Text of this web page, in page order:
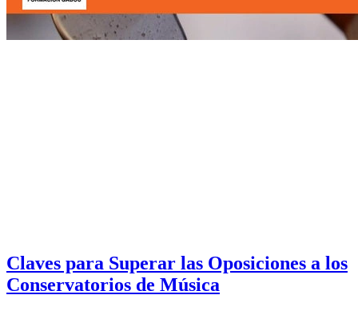
Claves para Superar las Oposiciones a los
Conservatorios de Música